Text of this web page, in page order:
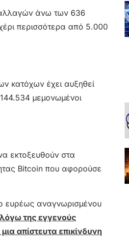
άνω των 636
περισσότερα από 5.000
κατόχων έχει αυξηθεί
μεμονωμένοι
εκτοξευθούν στα
Bitcoin που αφορούσε
ευρέως αναγνωρισμένου
λόγω της εγγενούς
απίστευτα επικίνδυνη